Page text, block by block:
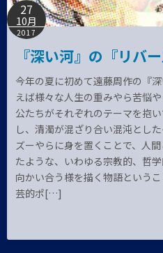
27
10月
2017
『深い河』の『リバ
今年の夏に初めて遠藤周作の『
えば様々な人生の重みやら苦悩
公たちがそれぞれのテーマを抱
し、清濁が混ざり合い混沌とし
ズーやらに身を置くことで、人
たような、いわゆる宗教的、哲
向かい合う様を描く物語という
芸的ポ[…]